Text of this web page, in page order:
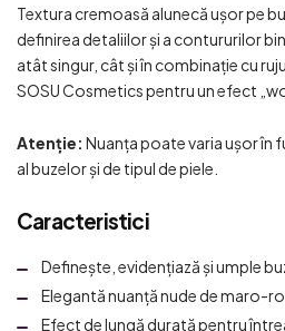
Textura cremoasă alunecă ușor pe
definirea detaliilor și a contururilor
atât singur, cât și în combinație cu
SOSU Cosmetics pentru un efect
Atenție: Nuanța poate varia ușor în
al buzelor și de tipul de piele.
Caracteristici
Definește, evidențiază și umple
Elegantă nuanță nude de maro-
Efect de lungă durată pentru